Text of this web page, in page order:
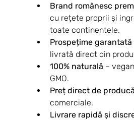
Brand românesc
cu rețete proprii și
toate continentele.
Prospețime garantată
livrată direct din
100% naturală –
GMO.
Preț direct de
comerciale.
Livrare rapidă și